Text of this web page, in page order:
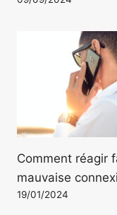
Comment réagir
mauvaise
19/01/2024